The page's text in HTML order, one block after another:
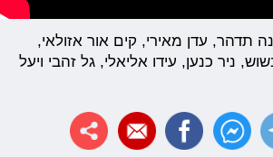
תדהר, עדן מאירי, קים אור אזולאי,
ניר כנען, עידו אליאלי, גל זהבי ויעל